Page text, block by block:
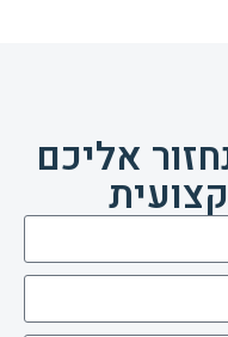
אליכם